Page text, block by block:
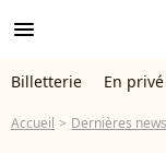
menu
Billetterie En
Accueil Dernières